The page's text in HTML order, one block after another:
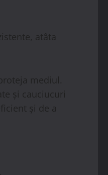
atâta
mediul.
și cauciucuri
și de a